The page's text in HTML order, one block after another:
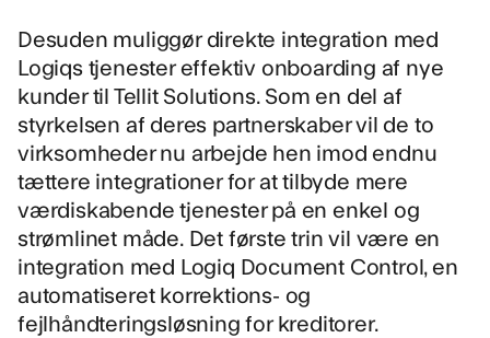
Desuden muliggør direkte integration med
Logiqs tjenester effektiv onboarding af nye
kunder til Tellit Solutions. Som en del af
styrkelsen af deres partnerskaber vil de to
virksomheder nu arbejde hen imod endnu
tættere integrationer for at tilbyde mere
værdiskabende tjenester på en enkel og
strømlinet måde. Det første trin vil være en
integration med Logiq Document Control, en
automatiseret korrektions- og
fejlhåndteringsløsning for kreditorer.